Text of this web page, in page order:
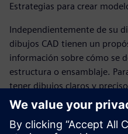
Estrategias para crear
Independientemente de su
dibujos CAD tienen un
información sobre cómo se
estructura o ensamblaje.
tener dibujos claros y
interpretar. Maximize las
de Solid Edge. Nuestras
arsenal de herramientas